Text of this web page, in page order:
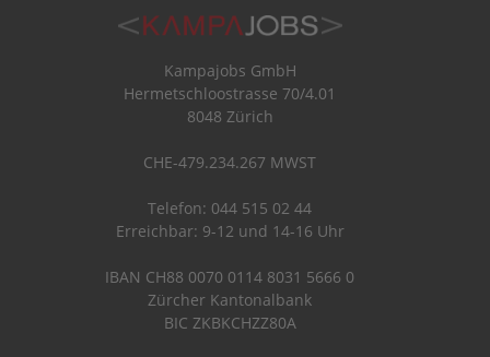
Kampajobs GmbH
Hermetschloostrasse 70/4.01
8048 Zürich
CHE-479.234.267 MWST
Telefon: 044 515 02 44
Erreichbar: 9-12 und 14-16 Uhr
IBAN CH88 0070 0114 8031 5666 0
Zürcher Kantonalbank
BIC ZKBKCHZZ80A